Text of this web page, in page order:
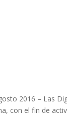
2016 – Las
con el fin de